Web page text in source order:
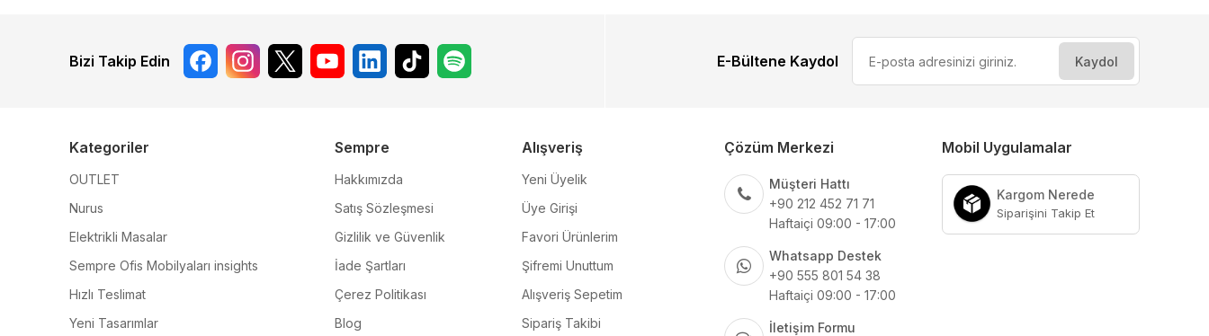
Bizi Takip Edin E-Bültene Kaydol
Kategoriler
OUTLET
Nurus
Elektrikli Masalar
Sempre Ofis Mobilyaları insights
Hızlı Teslimat
Yeni Tasarımlar
Sempre
Hakkımızda
Satış Sözleşmesi
Gizlilik ve Güvenlik
İade Şartları
Çerez Politikası
Blog
Alışveriş
Yeni Üyelik
Üye Girişi
Favori Ürünlerim
Şifremi Unuttum
Alışveriş Sepetim
Sipariş Takibi
Çözüm Merkezi
Müşteri Hattı
+90 212 452 71 71
Haftaiçi 09:00 - 17:00
Whatsapp Destek
+90 555 801 54 38
Haftaiçi 09:00 - 17:00
İletişim Formu
Mobil Uygulamalar
Kargom Nerede
Siparişini Takip Et